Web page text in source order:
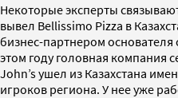
Некоторые эксперты
вывел Bellissimo Pizza в
бизнес-партнером
этом году головная компания
John’s ушел из Казахстана
игроков региона. У нее уже